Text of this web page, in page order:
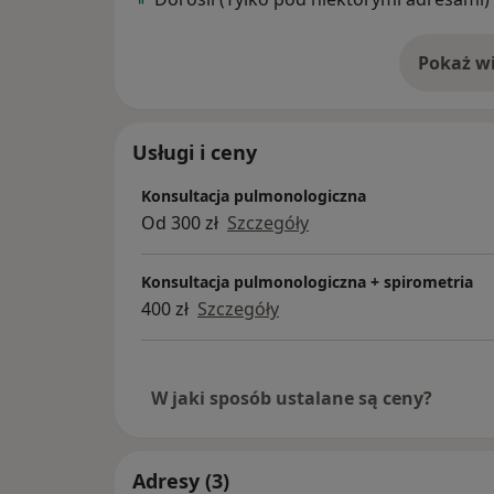
Pokaż o
Usługi i ceny
Konsultacja pulmonologiczna
Od 300 zł Szczegóły
Konsultacja pulmonologiczna + spirometria
400 zł Szczegóły
W jaki sposób ustalane są ceny?
Adresy (3)